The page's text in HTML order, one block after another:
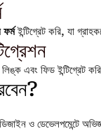
ইন্টিগ্রেট করি, যা
এবং ফিড ইন্টিগ্রেট
ও ডেভেলপমেন্টে